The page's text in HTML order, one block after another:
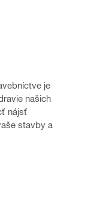
je
našich
nájsť
stavby a